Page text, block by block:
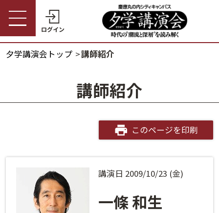
ログイン
パスワード
会員番号・パスワードをお忘れの方
ログインヘルプ
夕学講演会トップ 講師紹介
講師紹介
このページを印刷
講演日 2009/10/23 (金)
一條 和生
夕学講演会とは
開催概要
受講料金・割引制度